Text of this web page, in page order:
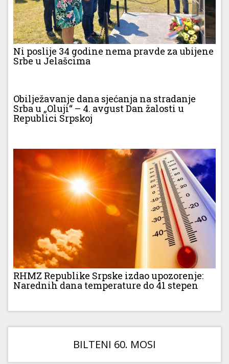
Ni poslije 34 godine nema pravde za ubijene
Srbe u Jelašcima
Obilježavanje dana sjećanja na stradanje
Srba u „Oluji“ – 4. avgust Dan žalosti u
Republici Srpskoj
RHMZ Republike Srpske izdao upozorenje:
Narednih dana temperature do 41 stepen
BILTENI 60. MOSI